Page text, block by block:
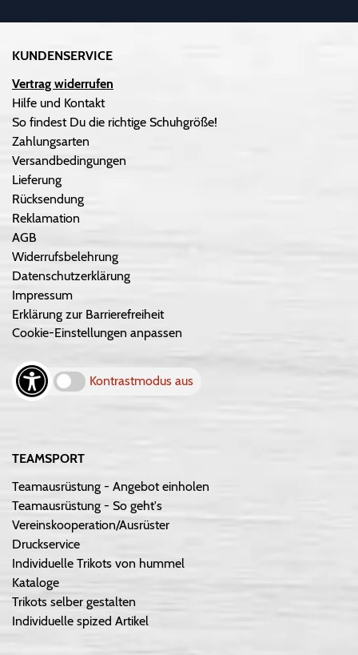
KUNDENSERVICE
Vertrag widerrufen
Hilfe und Kontakt
So findest Du die richtige Schuhgröße!
Zahlungsarten
Versandbedingungen
Lieferung
Rücksendung
Reklamation
AGB
Widerrufsbelehrung
Datenschutzerklärung
Impressum
Erklärung zur Barrierefreiheit
Cookie-Einstellungen anpassen
Kontrastmodus aus
TEAMSPORT
Teamausrüstung - Angebot einholen
Teamausrüstung - So geht's
Vereinskooperation/Ausrüster
Druckservice
Individuelle Trikots von hummel
Kataloge
Trikots selber gestalten
Individuelle spized Artikel